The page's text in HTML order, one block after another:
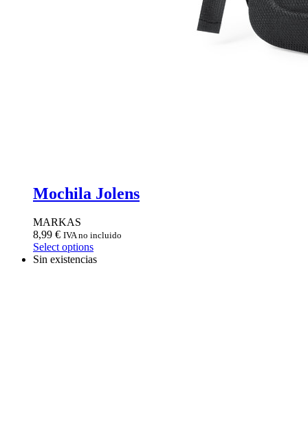
Mochila Jolens
MARKAS
8,99 € IVA no incluido
Select options
Sin existencias